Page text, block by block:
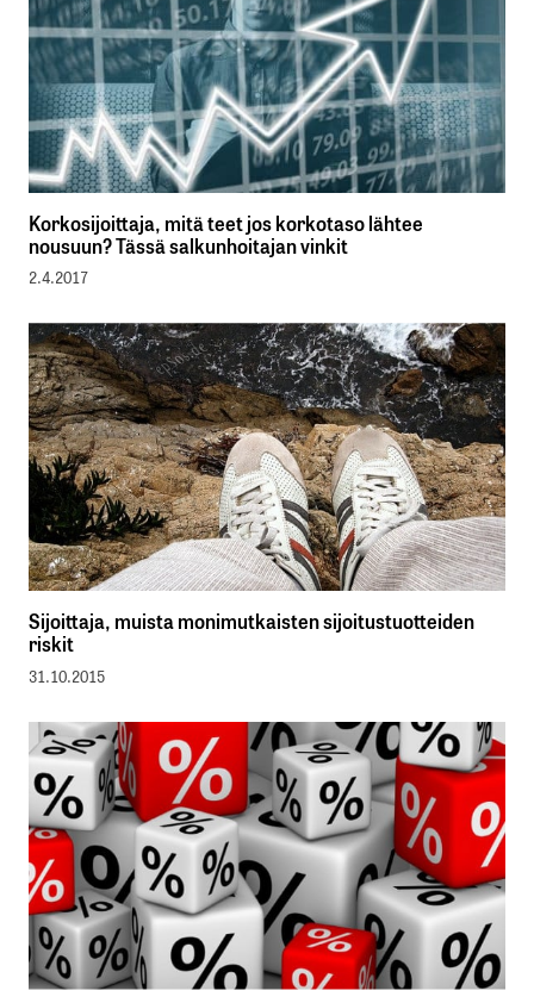
Korkosijoittaja, mitä teet jos korkotaso lähtee
nousuun? Tässä salkunhoitajan vinkit
2.4.2017
Sijoittaja, muista monimutkaisten sijoitustuotteiden
riskit
31.10.2015